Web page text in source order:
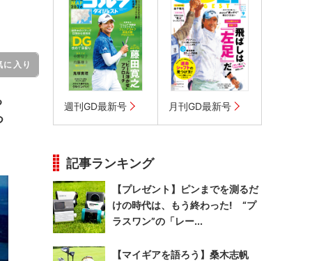
に入り
週刊GD最新号 月刊GD最新号
記事ランキング
【プレゼント】ピンまでを測るだ
けの時代は、もう終わった! “プ
ラスワン”の「レー...
【マイギアを語ろう】桑木志帆